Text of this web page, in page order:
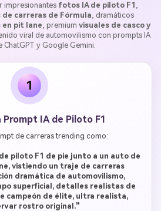
impresionantes fotos IA de piloto F1 ,
carreras de Fórmula, dramáticos
en pit lane, premium visuales de casco y
viral de automovilismo con prompts IA
ChatGPT y Google Gemini.
1
Prompt IA de Piloto F1
de carreras trending como:
piloto F1 de pie junto a un auto de
vistiendo un traje de carreras
dramática de automovilismo,
superficial, detalles realistas de
campeón de élite, ultra realista,
rostro original."